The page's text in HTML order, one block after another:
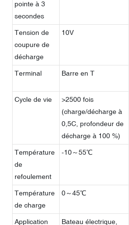
pointe à 3
secondes
Tension de
coupure de
décharge
10V
Terminal Barre en T
Cycle de vie
>2500 fois
(charge/décharge à
0,5C, profondeur de
décharge à 100 %)
Température
de
refoulement
-10～55℃
Température
de charge
0～45℃
Application
Bateau électrique,